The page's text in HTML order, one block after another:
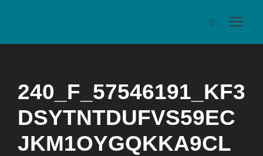
240_F_57546191_KF3
DSYTNTDUFVS59EC
JKM1OYGQKKA9CL